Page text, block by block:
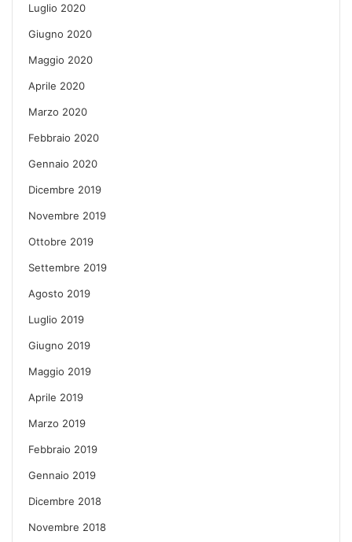
Luglio 2020
Giugno 2020
Maggio 2020
Aprile 2020
Marzo 2020
Febbraio 2020
Gennaio 2020
Dicembre 2019
Novembre 2019
Ottobre 2019
Settembre 2019
Agosto 2019
Luglio 2019
Giugno 2019
Maggio 2019
Aprile 2019
Marzo 2019
Febbraio 2019
Gennaio 2019
Dicembre 2018
Novembre 2018